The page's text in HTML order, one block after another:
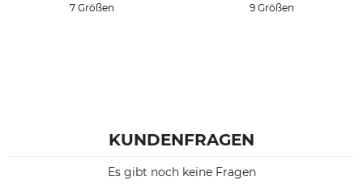
7 Größen 9 Größen
KUNDENFRAGEN
Es gibt noch keine Fragen